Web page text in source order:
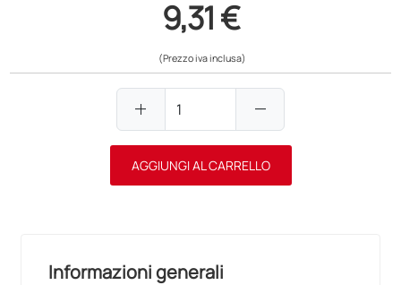
9,31 €
(Prezzo iva inclusa)
add remove
AGGIUNGI AL CARRELLO
Informazioni generali